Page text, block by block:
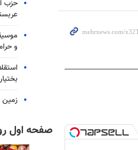
حزب
و
زمین لرزه ۴.۶ ریشتری
صفحه اول